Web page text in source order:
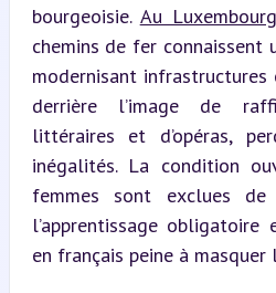
bourgeoisie. Au Luxembourg
chemins de fer connaissent
modernisant
derrière l’image de
littéraires et d’opéras,
inégalités. La condition
femmes sont exclues
l’apprentissage obligatoire
en français peine à